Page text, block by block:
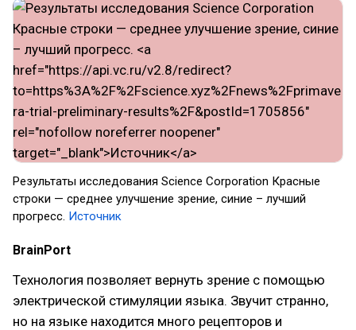
Результаты исследования Science Corporation Красные
строки — среднее улучшение зрение, синие – лучший
прогресс. Источник
BrainPort
Технология позволяет вернуть зрение с помощью
электрической стимуляции языка. Звучит странно,
но на языке находится много рецепторов и